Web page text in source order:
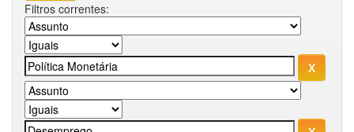
Filtros correntes: